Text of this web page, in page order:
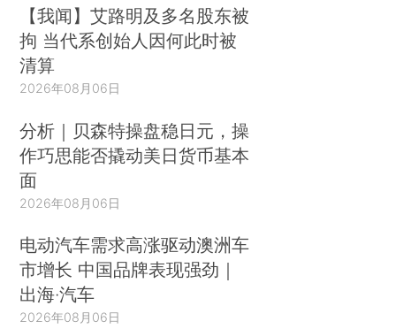
【我闻】艾路明及多名股东被
拘 当代系创始人因何此时被
清算
2026年08月06日
分析｜贝森特操盘稳日元，操
作巧思能否撬动美日货币基本
面
2026年08月06日
电动汽车需求高涨驱动澳洲车
市增长 中国品牌表现强劲｜
出海·汽车
2026年08月06日